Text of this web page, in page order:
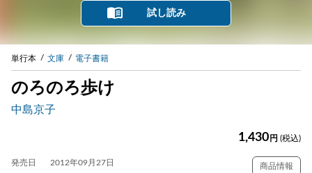
試し読み
単行本 文庫 電子書籍
のろのろ歩け
中島京子
1,430 円 (税込)
発売日 2012年09月27日 商品情報